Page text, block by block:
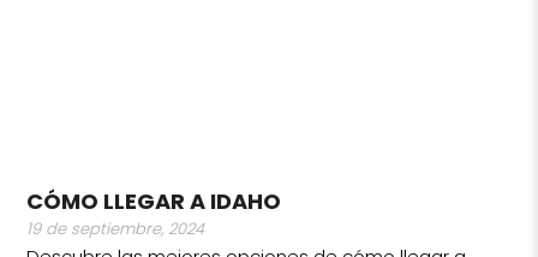
CÓMO LLEGAR A IDAHO
19 de septiembre, 2024